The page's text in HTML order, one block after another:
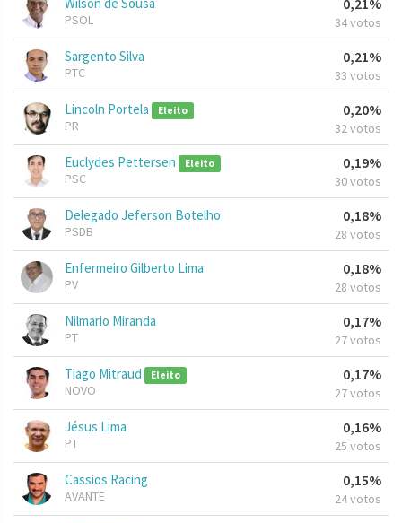
PSOL
0,21%
34 votos
Sargento Silva
PTC
0,21%
33 votos
Lincoln Portela Eleito
PR
0,20%
32 votos
Euclydes Pettersen Eleito
PSC
0,19%
30 votos
Delegado Jeferson Botelho
PSDB
0,18%
28 votos
Enfermeiro Gilberto Lima
PV
0,18%
28 votos
Nilmario Miranda
PT
0,17%
27 votos
Tiago Mitraud Eleito
NOVO
0,17%
27 votos
Jésus Lima
PT
0,16%
25 votos
Cassios Racing
AVANTE
0,15%
24 votos